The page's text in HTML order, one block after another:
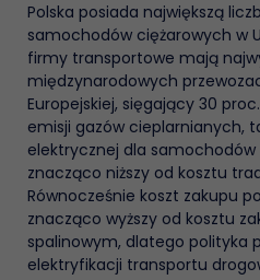
Polska posiada największą
samochodów ciężarowych w
firmy transportowe mają
międzynarodowych
Europejskiej, sięgający 30
emisji gazów cieplarnianych,
elektrycznej dla
znacząco niższy od kosztu
Równocześnie koszt zakupu
znacząco wyższy od kosztu
spalinowym, dlatego polityka
elektryfikacji transportu